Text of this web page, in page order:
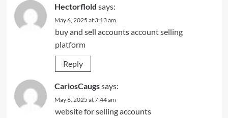
Hectorflold says:
May 6, 2025 at 3:13 am
buy and sell accountsaccount selling
platform
Reply
CarlosCaugssays:
May 6, 2025 at 7:44 am
website for selling accounts